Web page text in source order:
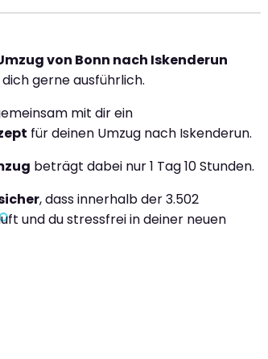
von Bonn nach Iskenderun
gerne ausführlich.
mit dir ein
für deinen Umzug nach Iskenderun.
beträgt dabei nur 1 Tag 10 Stunden.
, dass innerhalb der 3.502
und du stressfrei in deiner neuen